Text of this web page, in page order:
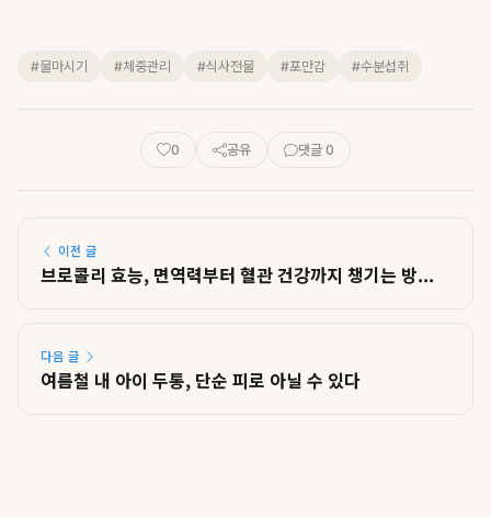
#물마시기 #체중관리 #식사전물 #포만감 #수분섭취
0 공유 댓글 0
이전 글
브로콜리 효능, 면역력부터 혈관 건강까지 챙기는 방...
다음 글
여름철 내 아이 두통, 단순 피로 아닐 수 있다